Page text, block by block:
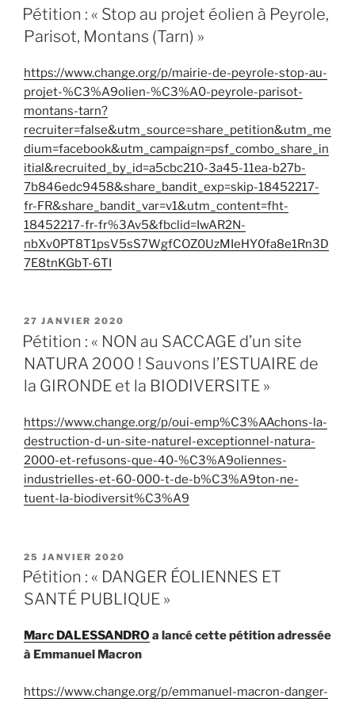
LE
Pétition : « Stop au projet éolien à Peyrole,
Parisot, Montans (Tarn) »
https://www.change.org/p/mairie-de-peyrole-stop-au-
projet-%C3%A9olien-%C3%A0-peyrole-parisot-
montans-tarn?
recruiter=false&utm_source=share_petition&utm_me
dium=facebook&utm_campaign=psf_combo_share_in
itial&recruited_by_id=a5cbc210-3a45-11ea-b27b-
7b846edc9458&share_bandit_exp=skip-18452217-
fr-FR&share_bandit_var=v1&utm_content=fht-
18452217-fr-fr%3Av5&fbclid=IwAR2N-
nbXv0PT8T1psV5sS7WgfCOZ0UzMIeHY0fa8e1Rn3D
7E8tnKGbT-6TI
PUBLIÉ
LE
27 JANVIER 2020
Pétition : « NON au SACCAGE d’un site
NATURA 2000 ! Sauvons l’ESTUAIRE de
la GIRONDE et la BIODIVERSITE »
https://www.change.org/p/oui-emp%C3%AAchons-la-
destruction-d-un-site-naturel-exceptionnel-natura-
2000-et-refusons-que-40-%C3%A9oliennes-
industrielles-et-60-000-t-de-b%C3%A9ton-ne-
tuent-la-biodiversit%C3%A9
PUBLIÉ
LE
25 JANVIER 2020
Pétition : « DANGER ÉOLIENNES ET
SANTÉ PUBLIQUE »
Marc DALESSANDRO a lancé cette pétition adressée
à Emmanuel Macron
https://www.change.org/p/emmanuel-macron-danger-